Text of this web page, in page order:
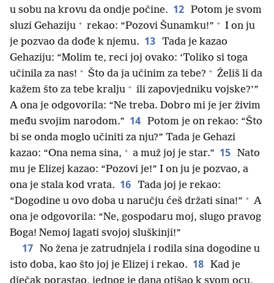
u sobu na krovu da ondje počine. 12 Potom je svom
sluzi Gehaziju + rekao: “Pozovi Šunamku!” + I on ju
je pozvao da dođe k njemu. 13 Tada je kazao
Gehaziju: “Molim te, reci joj ovako: ‘Toliko si toga
učinila za nas! + Što da ja učinim za tebe? + Želiš li da
kažem što za tebe kralju + ili zapovjedniku vojske?’”
A ona je odgovorila: “Ne treba. Dobro mi je jer živim
među svojim narodom.” 14 Potom je on rekao: “Što
bi se onda moglo učiniti za nju?” Tada je Gehazi
kazao: “Ona nema sina, + a muž joj je star.” 15 Nato
mu je Elizej kazao: “Pozovi je!” I on ju je pozvao, a
ona je stala kod vrata. 16 Tada joj je rekao:
“Dogodine u ovo doba u naručju ćeš držati sina!” + A
ona je odgovorila: “Ne, gospodaru moj, slugo pravog
Boga! Nemoj lagati svojoj sluškinji!”
17 No žena je zatrudnjela i rodila sina dogodine u
isto doba, kao što joj je Elizej i rekao. 18 Kad je